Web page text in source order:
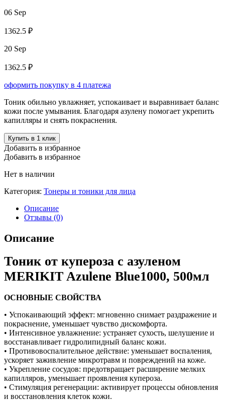
06 Sep
1362.5 ₽
20 Sep
1362.5 ₽
оформить покупку в 4 платежа
Тоник обильно увлажняет, успокаивает и выравнивает баланс
кожи после умывания. Благодаря азулену помогает укрепить
капилляры и снять покраснения.
Купить в 1 клик
Добавить в избранное
Добавить в избранное
Нет в наличии
Категория: Тонеры и тоники для лица
Описание
Отзывы (0)
Описание
Тоник от купероза с азуленом
MERIKIT Azulene Blue1000, 500мл
ОСНОВНЫЕ СВОЙСТВА
• Успокаивающий эффект: мгновенно снимает раздражение и
покраснение, уменьшает чувство дискомфорта.
• Интенсивное увлажнение: устраняет сухость, шелушение и
восстанавливает гидролипидный баланс кожи.
• Противовоспалительное действие: уменьшает воспаления,
ускоряет заживление микротравм и повреждений на коже.
• Укрепление сосудов: предотвращает расширение мелких
капилляров, уменьшает проявления купероза.
• Стимуляция регенерации: активирует процессы обновления
и восстановления клеток кожи.